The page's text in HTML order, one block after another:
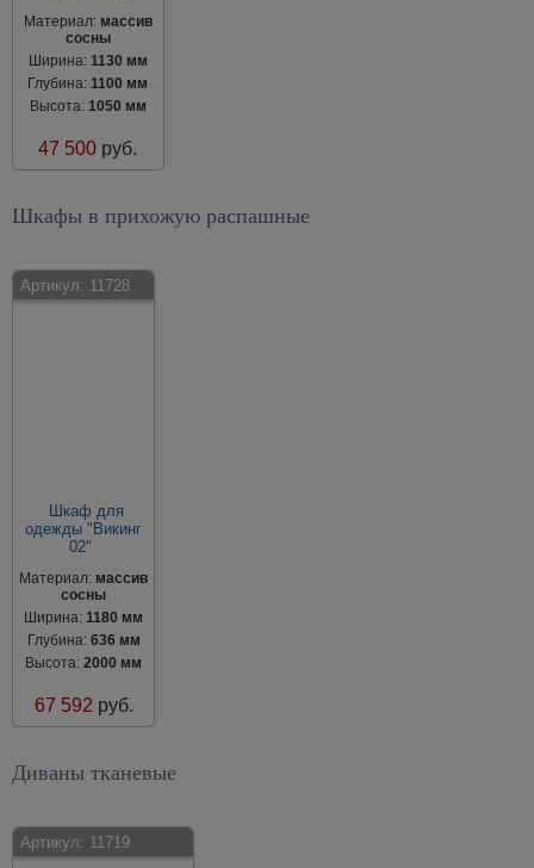
Материал: массив
сосны
Ширина: 1130 мм
Глубина:1100 мм
Высота: 1050 мм
47 500 руб.
Шкафы в прихожую распашные
Артикул: 11728
Шкаф для
одежды "Викинг
02"
Материал: массив
сосны
Ширина: 1180 мм
Глубина: 636 мм
Высота: 2000 мм
67 592 руб.
Диваны тканевые
Артикул: 11719